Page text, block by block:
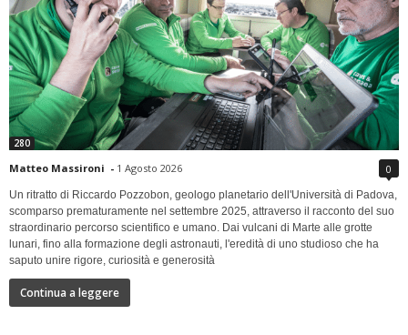
280
Matteo Massironi - 1 Agosto 2026 0
Un ritratto di Riccardo Pozzobon, geologo planetario dell'Università di Padova,
scomparso prematuramente nel settembre 2025, attraverso il racconto del suo
straordinario percorso scientifico e umano. Dai vulcani di Marte alle grotte
lunari, fino alla formazione degli astronauti, l'eredità di uno studioso che ha
saputo unire rigore, curiosità e generosità
Continua a leggere